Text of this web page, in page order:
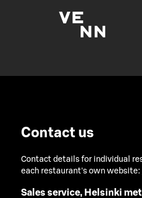
Contact us
Contact details for individual
each restaurant's own website:
Sales service, Helsinki